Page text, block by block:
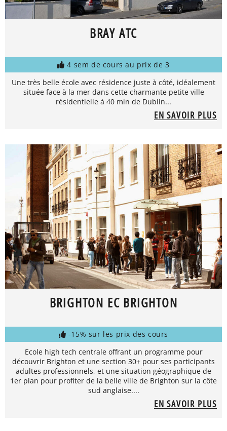
BRAY ATC
4 sem de cours au prix de 3
Une très belle école avec résidence juste à côté, idéalement
située face à la mer dans cette charmante petite ville
résidentielle à 40 min de Dublin...
EN SAVOIR PLUS
BRIGHTON EC BRIGHTON
-15% sur les prix des cours
Ecole high tech centrale offrant un programme pour
découvrir Brighton et une section 30+ pour ses participants
adultes professionnels, et une situation géographique de
1er plan pour profiter de la belle ville de Brighton sur la côte
sud anglaise....
EN SAVOIR PLUS